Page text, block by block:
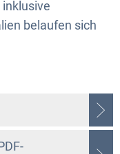
belaufen sich